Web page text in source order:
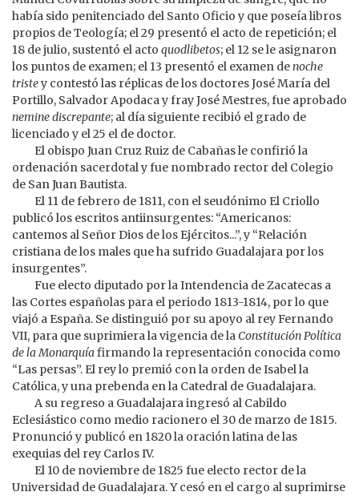
había sido penitenciado del Santo Oficio y que poseía libros
propios de Teología; el 29 presentó el acto de repetición; el
18 de julio, sustentó el acto quodlibetos; el 12 se le asignaron
los puntos de examen; el 13 presentó el examen denoche
tristey contestó las réplicas de los doctores José María del
Portillo, Salvador Apodaca y fray José Mestres, fue aprobado
nemine discrepante; al día siguiente recibió el grado de
licenciado y el 25 el de doctor.
El obispo Juan Cruz Ruiz de Cabañas le confirió la
ordenación sacerdotal y fue nombrado rector del Colegio
de San Juan Bautista.
El 11 de febrero de 1811, con el seudónimo El Criollo
publicó los escritos antiinsurgentes: “Americanos:
cantemos al Señor Dios de los Ejércitos...”, y “Relación
cristiana de los males que ha sufrido Guadalajara por los
insurgentes”.
Fue electo diputado por la Intendencia de Zacatecas a
las Cortes españolas para el periodo 1813-1814, por lo que
viajó a España. Se distinguió por su apoyo al rey Fernando
VII, para que suprimiera la vigencia de laConstitución Política
de la Monarquíafirmando la representación conocida como
“Las persas”. El rey lo premió con la orden de Isabel la
Católica, y una prebenda en la Catedral de Guadalajara.
A su regreso a Guadalajara ingresó al Cabildo
Eclesiástico como medio racionero el 30 de marzo de 1815.
Pronunció y publicó en 1820 la oración latina de las
exequias del rey Carlos IV.
El 10 de noviembre de 1825 fue electo rector de la
Universidad de Guadalajara. Y cesó en el cargo al suprimirse